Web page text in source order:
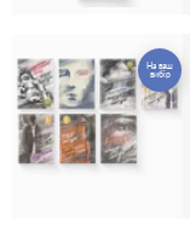
На ваш
вибір